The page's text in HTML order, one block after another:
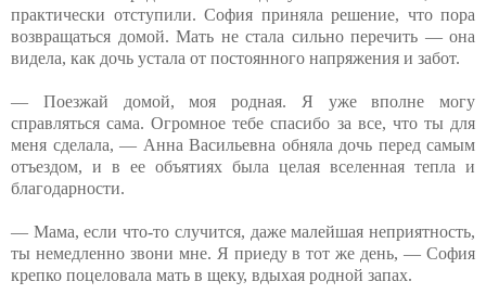
практически отступили. София приняла решение, что пора
возвращаться домой. Мать не стала сильно перечить — она
видела, как дочь устала от постоянного напряжения и забот.
— Поезжай домой, моя родная. Я уже вполне могу
справляться сама. Огромное тебе спасибо за все, что ты для
меня сделала, — Анна Васильевна обняла дочь перед самым
отъездом, и в ее объятиях была целая вселенная тепла и
благодарности.
— Мама, если что-то случится, даже малейшая неприятность,
ты немедленно звони мне. Я приеду в тот же день, — София
крепко поцеловала мать в щеку, вдыхая родной запах.